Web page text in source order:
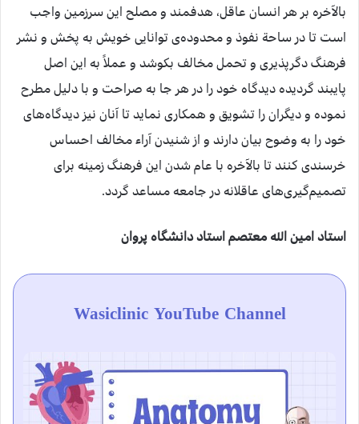
بالآخره بر هر انسان عاقل، هدفمند و مصلح این سرزمین واجب
است تا در ساحة نفوذ و محدوده‌ی توانایی خویش به پخش و نشر
فرهنگ دگرپذیری و تحمل مخالف بکوشد و عملاً به این اصل
پایبند گردیده دیدگاه خود را در هر جا به صراحت و با دلیل مطرح
نموده و دیگران را تشویق و همکاری نماید تا آنان نیز دیدگاه‌های
خود را به وضوح بیان دارند و از شنیدن آراء مخالف احساس
خرسندی کنند تا بالآخره با عام شدن این فرهنگ زمینه برای
تصمیم‌گیری‌های عاقلانه در جامعه مساعد گردد.
استاد امین الله معتصم استاد دانشگاه پروان
Wasiclinic YouTube Channel